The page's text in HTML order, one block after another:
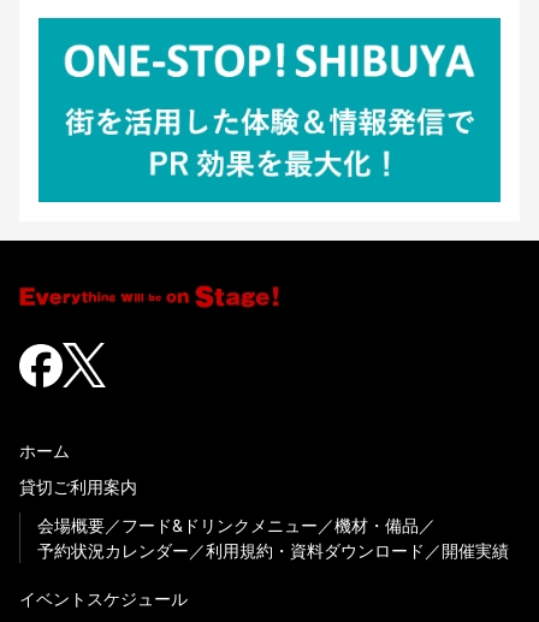
ホーム
貸切ご利用案内
会場概要
フード&ドリンクメニュー
機材・備品
予約状況カレンダー
利用規約・資料ダウンロード 開催実績
イベントスケジュール